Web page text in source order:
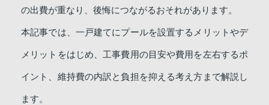
の出費が重なり、後悔につながるおそれがあります。
本記事では、一戸建てにプールを設置するメリットやデ
メリットをはじめ、工事費用の目安や費用を左右するポ
イント、維持費の内訳と負担を抑える考え方まで解説し
ます。